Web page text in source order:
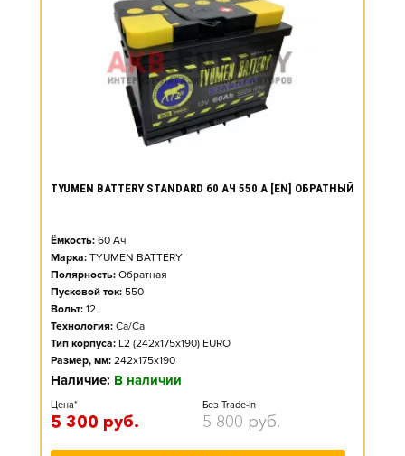
TYUMEN BATTERY STANDARD 60 АЧ 550 А [EN] ОБРАТНЫЙ
Ёмкость: 60 Ач
Марка: TYUMEN BATTERY
Полярность: Обратная
Пусковой ток: 550
Вольт: 12
Технология: Ca/Ca
Тип корпуса: L2 (242x175x190) EURO
Размер, мм: 242x175x190
Наличие: В наличии
Цена*
5 300 руб.
Без Trade-in
5 800 руб.